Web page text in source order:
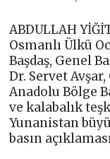
ABDULLAH
Osmanlı Ülkü
Başdaş, Genel
Dr. Servet
Anadolu Bölge
ve kalabalık
Yunanistan
basın